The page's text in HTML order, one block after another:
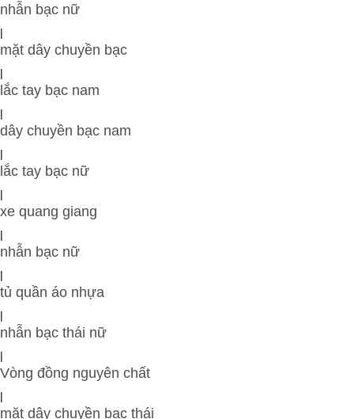
nhẫn bạc nữ
|
mặt dây chuyền bạc
|
lắc tay bạc nam
|
dây chuyền bạc nam
|
lắc tay bạc nữ
|
xe quang giang
|
nhẫn bạc nữ
|
tủ quần áo nhựa
|
nhẫn bạc thái nữ
|
Vòng đồng nguyên chất
|
mặt dây chuyền bạc thái